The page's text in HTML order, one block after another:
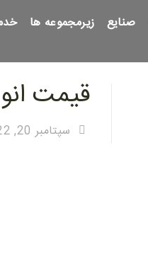
صنایع زیرمجموعه ها
قیمت
سپتامبر 20, 2022